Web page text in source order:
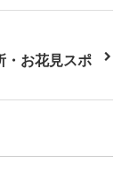
・お花見スポ